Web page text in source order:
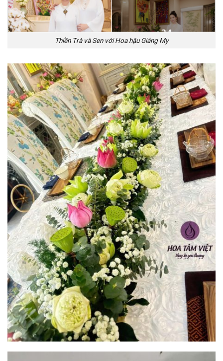
Thiền Trà và Sen với Hoa hậu Giáng My